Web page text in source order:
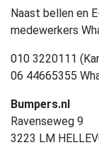
Naast bellen en
medewerkers
010 3220111
06 44665355
Bumpers.nl
Ravenseweg 9
3223 LM